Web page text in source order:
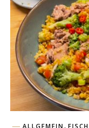
ALLGEMEIN, FISCH